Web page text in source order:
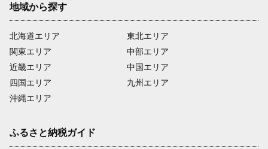
地域から探す
北海道エリア
関東エリア
近畿エリア
四国エリア
沖縄エリア
東北エリア
中部エリア
中国エリア
九州エリア
ふるさと納税ガイド